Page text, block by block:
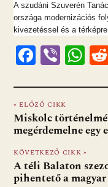
A szudáni Szuverén
országa modernizációs
kivezetéssel és a
F
e
b
o
o
k
Vi
er
W
at
s
A
p
p
« ELŐZŐ CIKK
Miskolc
megérdemelne
KÖVETKEZŐ CIKK »
A téli Balaton
pihentető a